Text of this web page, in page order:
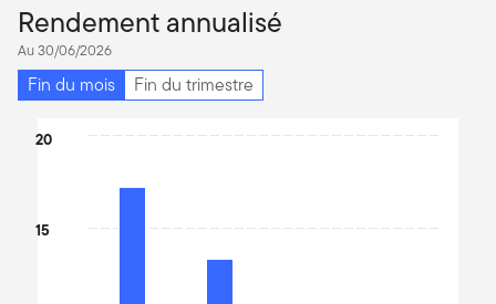
Rendement annualisé
Au 30/06/2026
Fin du mois
Fin du trimestre
The chart has 1 Y axis displaying values. Data ranges from 7.3 to
15
20